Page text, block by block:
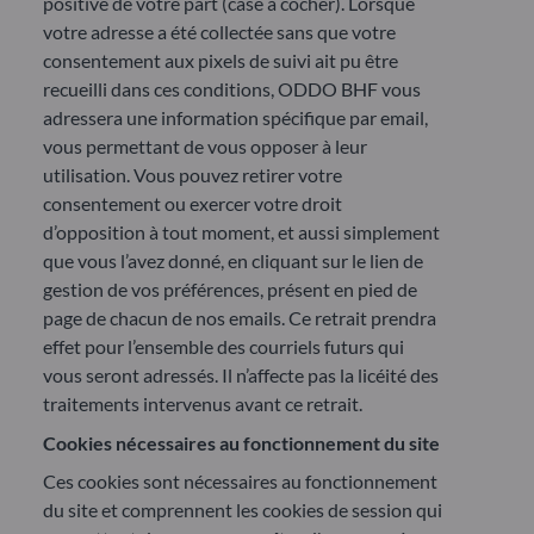
votre adresse a été collectée sans que votre
consentement aux pixels de suivi ait pu être
recueilli dans ces conditions, ODDO BHF vous
adressera une information spécifique par email,
vous permettant de vous opposer à leur
utilisation. Vous pouvez retirer votre
consentement ou exercer votre droit
d’opposition à tout moment, et aussi simplement
que vous l’avez donné, en cliquant sur le lien de
gestion de vos préférences, présent en pied de
page de chacun de nos emails. Ce retrait prendra
effet pour l’ensemble des courriels futurs qui
vous seront adressés. Il n’affecte pas la licéité des
traitements intervenus avant ce retrait.
Cookies nécessaires au fonctionnement du site
Ces cookies sont nécessaires au fonctionnement
du site et comprennent les cookies de session qui